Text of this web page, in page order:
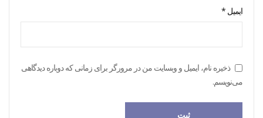
ایمیل *
ذخیره نام، ایمیل و وبسایت من در مرورگر برای زمانی که دوباره دیدگاهی
می‌نویسم.